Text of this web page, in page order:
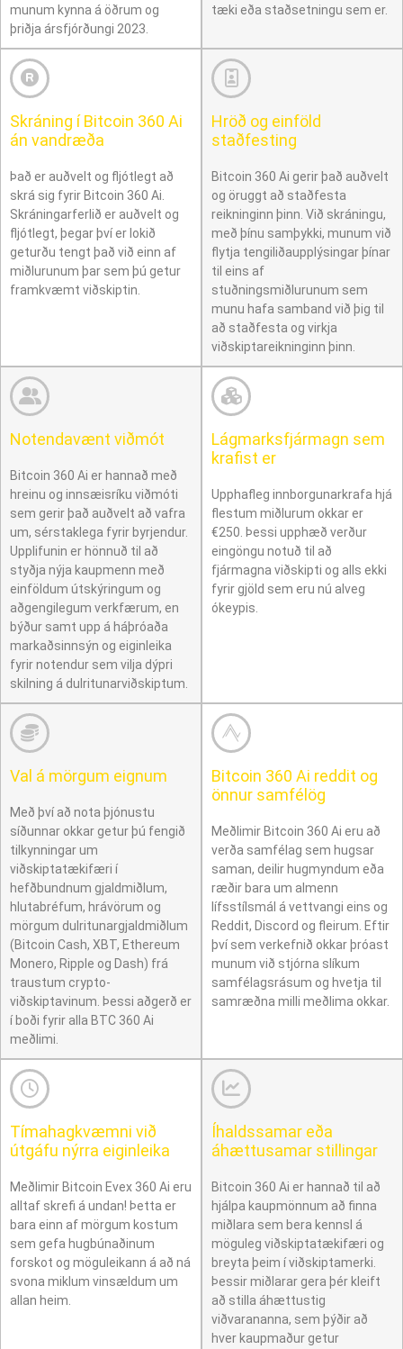
munum kynna á öðrum og
þriðja ársfjórðungi 2023.
tæki eða staðsetningu sem er.
Skráning í Bitcoin 360 Ai
án vandræða
Það er auðvelt og fljótlegt að
skrá sig fyrir Bitcoin 360 Ai.
Skráningarferlið er auðvelt og
fljótlegt, þegar því er lokið
geturðu tengt það við einn af
miðlurunum þar sem þú getur
framkvæmt viðskiptin.
Hröð og einföld
staðfesting
Bitcoin 360 Ai gerir það auðvelt
og öruggt að staðfesta
reikninginn þinn. Við skráningu,
með þínu samþykki, munum við
flytja tengiliðaupplýsingar þínar
til eins af
stuðningsmiðlurunum sem
munu hafa samband við þig til
að staðfesta og virkja
viðskiptareikninginn þinn.
Notendavænt viðmót
Bitcoin 360 Ai er hannað með
hreinu og innsæisríku viðmóti
sem gerir það auðvelt að vafra
um, sérstaklega fyrir byrjendur.
Upplifunin er hönnuð til að
styðja nýja kaupmenn með
einföldum útskýringum og
aðgengilegum verkfærum, en
býður samt upp á háþróaða
markaðsinnsýn og eiginleika
fyrir notendur sem vilja dýpri
skilning á dulritunarviðskiptum.
Lágmarksfjármagn sem
krafist er
Upphafleg innborgunarkrafa hjá
flestum miðlurum okkar er
€250. Þessi upphæð verður
eingöngu notuð til að
fjármagna viðskipti og alls ekki
fyrir gjöld sem eru nú alveg
ókeypis.
Val á mörgum eignum
Með því að nota þjónustu
síðunnar okkar getur þú fengið
tilkynningar um
viðskiptatækifæri í
hefðbundnum gjaldmiðlum,
hlutabréfum, hrávörum og
mörgum dulritunargjaldmiðlum
(Bitcoin Cash, XBT, Ethereum
Monero, Ripple og Dash) frá
traustum crypto-
viðskiptavinum. Þessi aðgerð er
í boði fyrir alla BTC 360 Ai
meðlimi.
Bitcoin 360 Ai reddit og
önnur samfélög
Meðlimir Bitcoin 360 Ai eru að
verða samfélag sem hugsar
saman, deilir hugmyndum eða
ræðir bara um almenn
lífsstílsmál á vettvangi eins og
Reddit, Discord og fleirum. Eftir
því sem verkefnið okkar þróast
munum við stjórna slíkum
samfélagsrásum og hvetja til
samræðna milli meðlima okkar.
Tímahagkvæmni við
útgáfu nýrra eiginleika
Meðlimir Bitcoin Evex 360 Ai eru
alltaf skrefi á undan! Þetta er
bara einn af mörgum kostum
sem gefa hugbúnaðinum
forskot og möguleikann á að ná
svona miklum vinsældum um
allan heim.
Íhaldssamar eða
áhættusamar stillingar
Bitcoin 360 Ai er hannað til að
hjálpa kaupmönnum að finna
miðlara sem bera kennsl á
möguleg viðskiptatækifæri og
breyta þeim í viðskiptamerki.
Þessir miðlarar gera þér kleift
að stilla áhættustig
viðvarananna, sem þýðir að
hver kaupmaður getur